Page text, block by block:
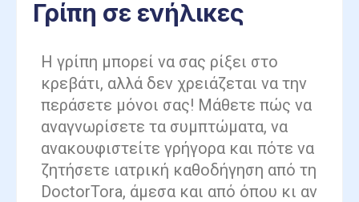
Γρίπη σε ενήλικες
Η γρίπη μπορεί να σας ρίξει στο
κρεβάτι, αλλά δεν χρειάζεται να την
περάσετε μόνοι σας! Μάθετε πώς να
αναγνωρίσετε τα συμπτώματα, να
ανακουφιστείτε γρήγορα και πότε να
ζητήσετε ιατρική καθοδήγηση από τη
DoctorTora, άμεσα και από όπου κι αν